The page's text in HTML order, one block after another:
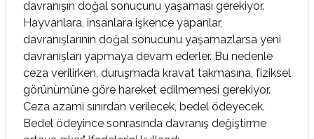
davranışın doğal sonucunu yaşaması gerekiyor.
Hayvanlara, insanlara işkence yapanlar,
davranışlarının doğal sonucunu yaşamazlarsa yeni
davranışları yapmaya devam ederler. Bu nedenle
ceza verilirken, duruşmada kravat takmasına, fiziksel
görünümüne göre hareket edilmemesi gerekiyor.
Ceza azami sınırdan verilecek, bedel ödeyecek.
Bedel ödeyince sonrasında davranış değiştirme